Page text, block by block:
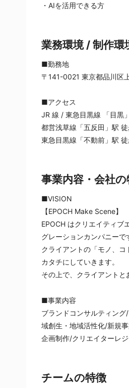
・AIを活用できる方
業務環境 / 制作環
■勤務地
〒141-0021 東京都品川区
■アクセス
JR 線 / 東急目黒線 「目黒
都営浅草線「五反田」駅
東急目黒線「不動前」駅
事業内容・会社の
■VISION
【EPOCH Make Scene】
EPOCH はクリエイティブ
グレーションカンパニーで
クライアントの「モノ、コ
カタチにしていきます。
その上で、クライアントと
■事業内容
ブランドコンサルティン
域創⽣・地域活性化/新規
企画制作/クリエイターレ
チームの特徴